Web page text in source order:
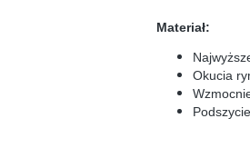
Materiał:
Okucia